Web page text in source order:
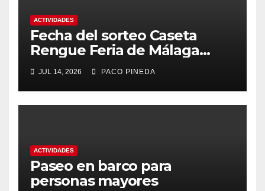
ACTIVIDADES
Fecha del sorteo Caseta
Rengue Feria de Málaga
2026
JUL 14, 2026 PACO PINEDA
ACTIVIDADES
Paseo en barco para
personas mayores